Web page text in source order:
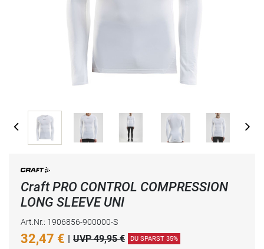
Craft PRO CONTROL COMPRESSION
LONG SLEEVE UNI
Art.Nr.: 1906856-900000-S
32,47 € | UVP 49,95 € DU SPARST 35%